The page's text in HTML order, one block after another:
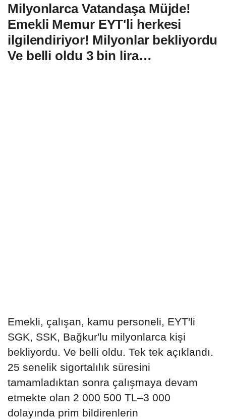
Milyonlarca Vatandaşa Müjde!
Emekli Memur EYT'li herkesi
ilgilendiriyor! Milyonlar bekliyordu
Ve belli oldu 3 bin lira…
Emekli, çalışan, kamu personeli, EYT'li
SGK, SSK, Bağkur'lu milyonlarca kişi
bekliyordu. Ve belli oldu. Tek tek açıklandı.
25 senelik sigortalılık süresini
tamamladıktan sonra çalışmaya devam
etmekte olan 2 000 500 TL–3 000
dolayında prim bildirenlerin